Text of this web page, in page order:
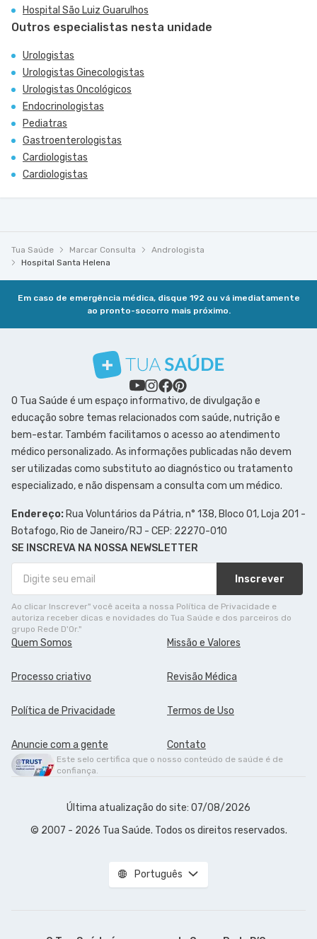
Hospital São Luiz Guarulhos
Outros especialistas nesta unidade
Urologistas
Urologistas Ginecologistas
Urologistas Oncológicos
Endocrinologistas
Pediatras
Gastroenterologistas
Cardiologistas
Cardiologistas
Tua Saúde Marcar Consulta
Andrologista
Hospital Santa Helena
Em caso de emergência médica, disque 192 ou vá imediatamente
ao pronto-socorro mais próximo.
O Tua Saúde é um espaço informativo, de divulgação e
educação sobre temas relacionados com saúde, nutrição e
bem-estar. Também facilitamos o acesso ao atendimento
médico personalizado. As informações publicadas não devem
ser utilizadas como substituto ao diagnóstico ou tratamento
especializado, e não dispensam a consulta com um médico.
Endereço: Rua Voluntários da Pátria, n° 138, Bloco 01, Loja 201 -
Botafogo, Rio de Janeiro/RJ - CEP: 22270-010
SE INSCREVA NA NOSSA NEWSLETTER
Inscrever
Ao clicar Inscrever" você aceita a nossa Política de Privacidade e
autoriza receber dicas e novidades do Tua Saúde e dos parceiros do
grupo Rede D'Or."
Quem Somos Missão e Valores
Processo criativo Revisão Médica
Política de Privacidade Termos de Uso
Anuncie com a gente Contato
Este selo certifica que o nosso conteúdo de saúde é de
confiança.
Última atualização do site: 07/08/2026
© 2007 - 2026 Tua Saúde. Todos os direitos reservados.
Português